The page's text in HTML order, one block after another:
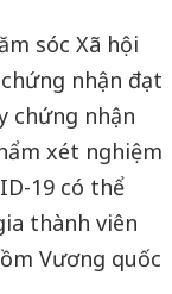
sóc Xã hội
nhận đạt
chứng nhận
xét nghiệm
19 có thể
thành viên
Vương quốc